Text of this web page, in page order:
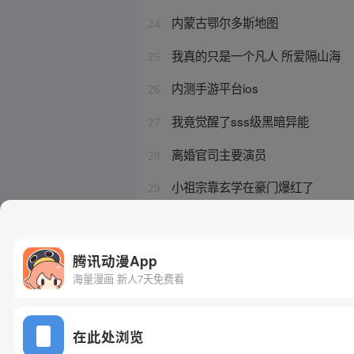
24 内蒙古鄂尔多斯地图
25 我真的只是一个凡人 所爱隔山海
26 内测手游平台ios
27 我竟觉醒了sss级黑暗异能
28 离婚官司主要演员
29 小祖宗靠玄学在豪门爆红了
腾讯动漫App
海量漫画 新人7天免费看
在此处浏览